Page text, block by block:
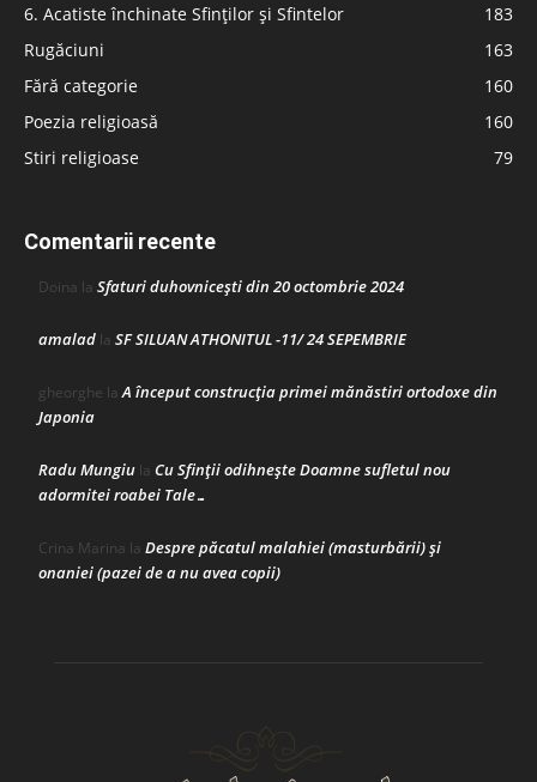
6. Acatiste închinate Sfinților și Sfintelor
183
Rugăciuni
163
Fără categorie
160
Poezia religioasă
160
Stiri religioase
79
Comentarii recente
Doina la Sfaturi duhovnicești din 20 octombrie 2024
amalad la SF SILUAN ATHONITUL -11/ 24 SEPEMBRIE
gheorghe laA început construcţia primei mănăstiri ortodoxe din
Japonia
Radu Mungiu la Cu Sfinții odihnește Doamne sufletul nou
adormitei roabei Tale…
Crina Marina la Despre păcatul malahiei (masturbării) şi
onaniei (pazei de a nu avea copii)